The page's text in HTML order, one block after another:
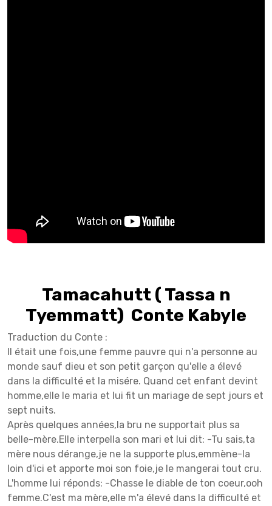
Tamacahutt ( Tassa n
Tyemmatt) Conte Kabyle
Traduction du Conte :
Il était une fois,une femme pauvre qui n'a personne au
monde sauf dieu et son petit garçon qu'elle a élevé
dans la difficulté et la misére. Quand cet enfant devint
homme,elle le maria et lui fit un mariage de sept jours et
sept nuits.
Après quelques années,la bru ne supportait plus sa
belle-mère.Elle interpella son mari et lui dit: -Tu sais,ta
mère nous dérange,je ne la supporte plus,emmène-la
loin d'ici et apporte moi son foie,je le mangerai tout cru.
L'homme lui réponds: -Chasse le diable de ton coeur,ooh
femme.C'est ma mère,elle m'a élevé dans la difficulté et